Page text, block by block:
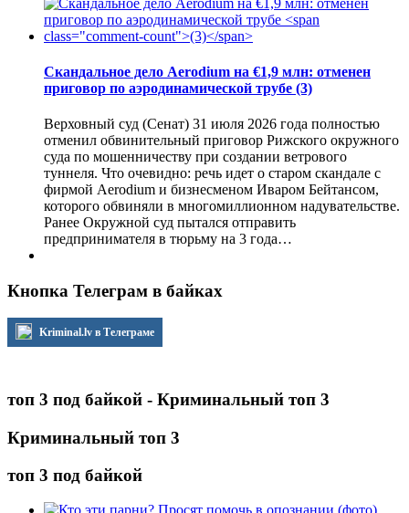
Скандальное дело Aerodium на €1,9 млн: отменен
приговор по аэродинамической трубе (3)
Верховный суд (Сенат) 31 июля 2026 года полностью
отменил обвинительный приговор Рижского окружного
суда по мошенничеству при создании ветрового
туннеля. Что очевидно: речь идет о старом скандале с
фирмой Aerodium и бизнесменом Иваром Бейтансом,
которого обвиняли в многомиллионном надувательстве.
Ранее Окружной суд пытался отправить
предпринимателя в тюрьму на 3 года…
Кнопка Телеграм в байках
Kriminal.lv в Телеграме
топ 3 под байкой - Криминальный топ 3
Криминальный топ 3
топ 3 под байкой